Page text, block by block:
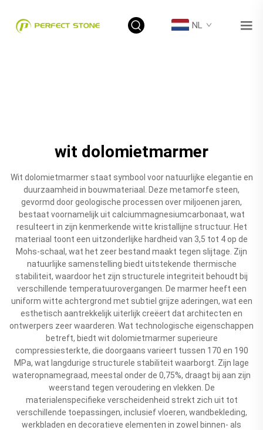
NL
wit dolomietmarmer
Wit dolomietmarmer staat symbool voor natuurlijke elegantie en
duurzaamheid in bouwmateriaal. Deze metamorfe steen,
gevormd door geologische processen over miljoenen jaren,
bestaat voornamelijk uit calciummagnesiumcarbonaat, wat
resulteert in zijn kenmerkende witte kristallijne structuur. Het
materiaal toont een uitzonderlijke hardheid van 3,5 tot 4 op de
Mohs-schaal, wat het zeer bestand maakt tegen slijtage. Zijn
natuurlijke samenstelling biedt uitstekende thermische
stabiliteit, waardoor het zijn structurele integriteit behoudt bij
verschillende temperatuurovergangen. De marmer heeft een
uniform witte achtergrond met subtiel grijze aderingen, wat een
esthetisch aantrekkelijk uiterlijk creëert dat architecten en
ontwerpers zeer waarderen. Wat technologische eigenschappen
betreft, biedt wit dolomietmarmer superieure
compressiesterkte, die doorgaans varieert tussen 170 en 190
MPa, wat langdurige structurele stabiliteit waarborgt. Zijn lage
wateropnamegraad, meestal onder de 0,75%, draagt bij aan zijn
weerstand tegen veroudering en vlekken. De
materialenspecifieke verscheidenheid strekt zich uit tot
verschillende toepassingen, inclusief vloeren, wandbekleding,
werkbladen en decoratieve elementen in zowel binnen- als